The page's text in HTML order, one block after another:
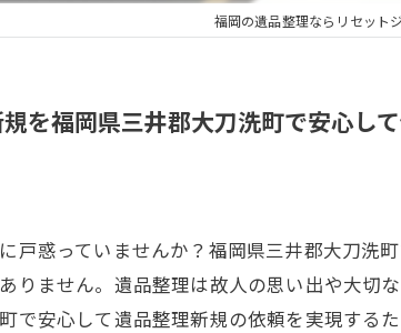
福岡の遺品整理ならリセット
を福岡県三井郡大刀洗町で安心し
戸惑っていませんか？福岡県三井郡大刀洗
りません。遺品整理は故人の思い出や大切
で安心して遺品整理新規の依頼を実現する